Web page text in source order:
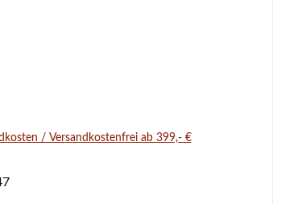
/ Versandkostenfrei ab 399,- €